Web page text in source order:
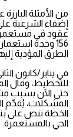
إضفاء الشرعية
عقود في
156 وحدة
الطرق المؤدية
للتخطيط، وقال
حتى الآن بسبب
المشكلات، يُقدّم
الخطة تنص على
الحي بالمستعمرة.